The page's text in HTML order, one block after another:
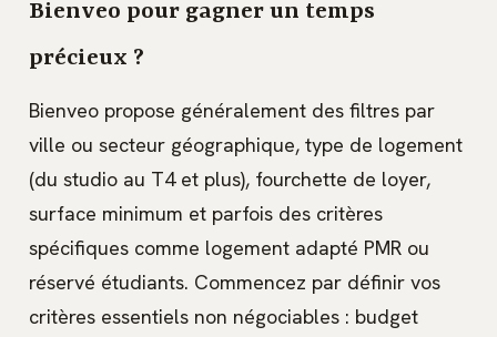
Bienveo pour gagner un temps
précieux ?
Bienveo propose généralement des filtres par
ville ou secteur géographique, type de logement
(du studio au T4 et plus), fourchette de loyer,
surface minimum et parfois des critères
spécifiques comme logement adapté PMR ou
réservé étudiants. Commencez par définir vos
critères essentiels non négociables : budget